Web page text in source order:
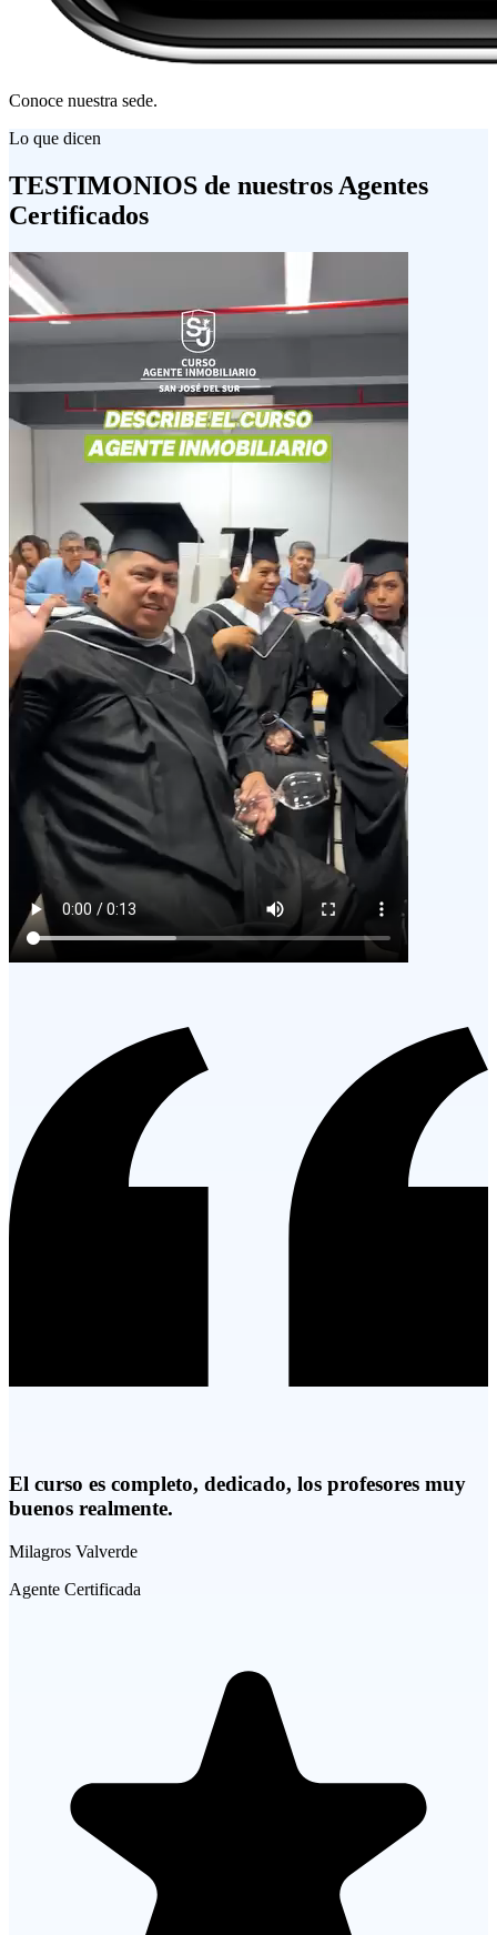
Conoce nuestra sede.
Lo que dicen
TESTIMONIOS de nuestros Agentes
Certificados
El curso es completo, dedicado, los profesores muy
buenos realmente.
Milagros Valverde
Agente Certificada